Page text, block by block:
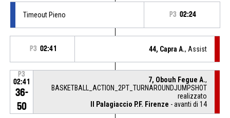
Timeout Pieno P3 02:24
P3 02:41 44, Capra A., Assist
P3
02:41
36-
50
7, Obouh Fegue A.,
BASKETBALL_ACTION_2PT_TURNAROUNDJUMPSHOT
realizzato
Il Palagiaccio P.F. Firenze - avanti di 14